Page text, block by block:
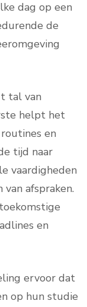
dag op een
de
tal van
helpt het
en
tijd naar
vaardigheden
afspraken.
en
ervoor dat
op hun studie